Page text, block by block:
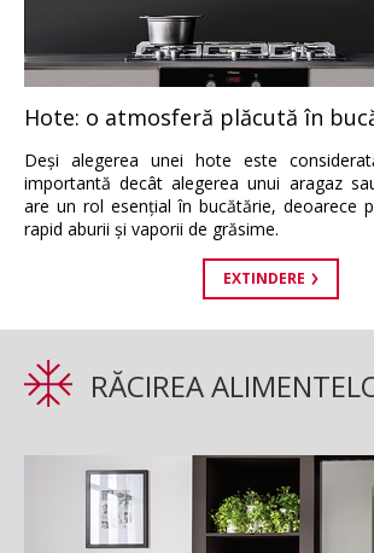
Hote: o atmosferă plăcută în
Deşi alegerea unei hote este
importantă decât alegerea unui aragaz
are un rol esenţial în bucătărie, deoarece
rapid aburii şi vaporii de grăsime.
EXTINDERE
RĂCIREA